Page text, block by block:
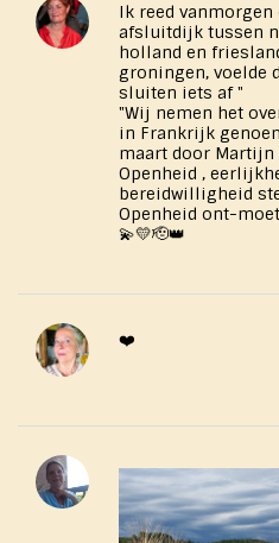
Ik reed vanmorgen
afsluitdijk tussen
holland en
groningen, voelde
sluiten iets af "
"Wij nemen het
in Frankrijk
maart door Martijn
Openheid ,
bereidwilligheid
Openheid ont-
💫💛🫡👑
❤️